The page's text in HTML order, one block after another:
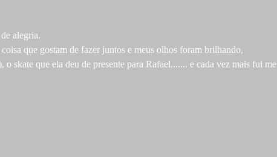
alegria.
que gostam de fazer juntos e meus olhos foram brilhando,
skate que ela deu de presente para Rafael....... e cada vez mais fui me